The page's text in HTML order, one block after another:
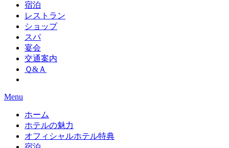
宿泊
レストラン
ショップ
スパ
宴会
交通案内
Ｑ&Ａ
Menu
ホーム
ホテルの魅力
オフィシャルホテル特典